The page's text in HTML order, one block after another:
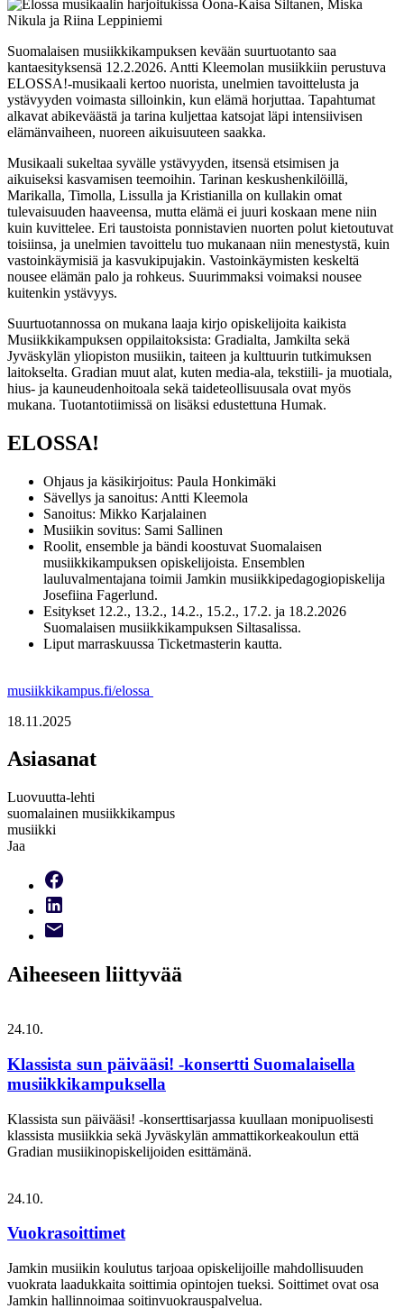
Suomalaisen musiikkikampuksen kevään suurtuotanto saa
kantaesityksensä 12.2.2026. Antti Kleemolan musiikkiin perustuva
ELOSSA!-musikaali kertoo nuorista, unelmien tavoittelusta ja
ystävyyden voimasta silloinkin, kun elämä horjuttaa. Tapahtumat
alkavat abikeväästä ja tarina kuljettaa katsojat läpi intensiivisen
elämänvaiheen, nuoreen aikuisuuteen saakka.
Musikaali sukeltaa syvälle ystävyyden, itsensä etsimisen ja
aikuiseksi kasvamisen teemoihin. Tarinan keskushenkilöillä,
Marikalla, Timolla, Lissulla ja Kristianilla on kullakin omat
tulevaisuuden haaveensa, mutta elämä ei juuri koskaan mene niin
kuin kuvittelee. Eri taustoista ponnistavien nuorten polut kietoutuvat
toisiinsa, ja unelmien tavoittelu tuo mukanaan niin menestystä, kuin
vastoinkäymisiä ja kasvukipujakin. Vastoinkäymisten keskeltä
nousee elämän palo ja rohkeus. Suurimmaksi voimaksi nousee
kuitenkin ystävyys.
Suurtuotannossa on mukana laaja kirjo opiskelijoita kaikista
Musiikkikampuksen oppilaitoksista: Gradialta, Jamkilta sekä
Jyväskylän yliopiston musiikin, taiteen ja kulttuurin tutkimuksen
laitokselta. Gradian muut alat, kuten media-ala, tekstiili- ja muotiala,
hius- ja kauneudenhoitoala sekä taideteollisuusala ovat myös
mukana. Tuotantotiimissä on lisäksi edustettuna Humak.
ELOSSA!
Ohjaus ja käsikirjoitus: Paula Honkimäki
Sävellys ja sanoitus: Antti Kleemola
Sanoitus: Mikko Karjalainen
Musiikin sovitus: Sami Sallinen
Roolit, ensemble ja bändi koostuvat Suomalaisen
musiikkikampuksen opiskelijoista. Ensemblen
lauluvalmentajana toimii Jamkin musiikkipedagogiopiskelija
Josefiina Fagerlund.
Esitykset 12.2., 13.2., 14.2., 15.2., 17.2. ja 18.2.2026
Suomalaisen musiikkikampuksen Siltasalissa.
Liput marraskuussa Ticketmasterin kautta.
musiikkikampus.fi/elossa
18.11.2025
Asiasanat
Luovuutta-lehti
suomalainen musiikkikampus
musiikki
Jaa
Aiheeseen liittyvää
24.10.
Klassista sun päivääsi! -konsertti Suomalaisella
musiikkikampuksella
Klassista sun päivääsi! -konserttisarjassa kuullaan monipuolisesti
klassista musiikkia sekä Jyväskylän ammattikorkeakoulun että
Gradian musiikinopiskelijoiden esittämänä.
24.10.
Vuokrasoittimet
Jamkin musiikin koulutus tarjoaa opiskelijoille mahdollisuuden
vuokrata laadukkaita soittimia opintojen tueksi. Soittimet ovat osa
Jamkin hallinnoimaa soitinvuokrauspalvelua.